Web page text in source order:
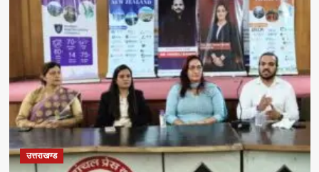
उत्तराखण्ड